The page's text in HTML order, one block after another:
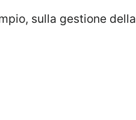
sulla gestione della